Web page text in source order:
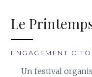
Le
ENGAGEMENT
Un festival